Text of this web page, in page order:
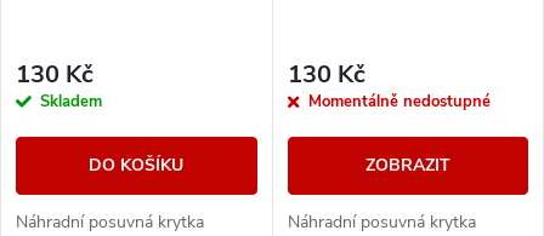
130 Kč
Skladem
DO KOŠÍKU
Náhradní posuvná krytka
130 Kč
Momentálně nedostupné
ZOBRAZIT
Náhradní posuvná krytka